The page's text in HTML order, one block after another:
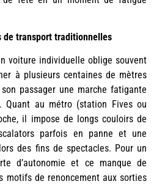
de transport traditionnelles
voiture individuelle oblige souvent
à plusieurs centaines de mètres
passager une marche fatigante
Quant au métro (station Fives ou
il impose de longs couloirs de
parfois en panne et une
des fins de spectacles. Pour un
d’autonomie et ce manque de
motifs de renoncement aux sorties